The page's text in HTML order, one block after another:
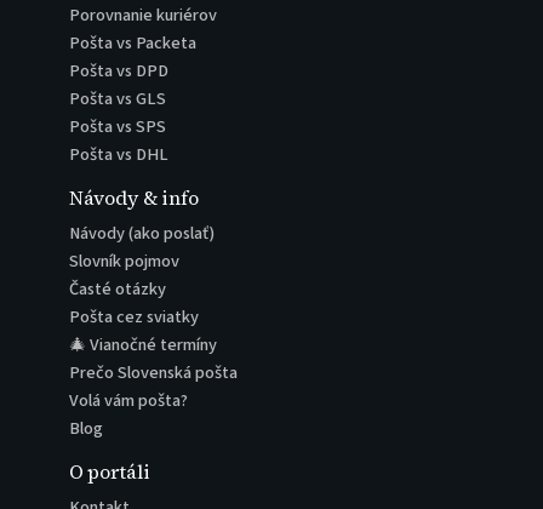
Porovnanie kuriérov
Pošta vs Packeta
Pošta vs DPD
Pošta vs GLS
Pošta vs SPS
Pošta vs DHL
Návody & info
Návody (ako poslať)
Slovník pojmov
Časté otázky
Pošta cez sviatky
🎄 Vianočné termíny
Prečo Slovenská pošta
Volá vám pošta?
Blog
O portáli